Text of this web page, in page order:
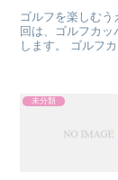
ゴルフを楽しむ
回は、ゴルフカ
します。 ゴルフ
未分類